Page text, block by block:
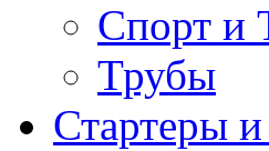
Спорт и
Трубы
Стартеры